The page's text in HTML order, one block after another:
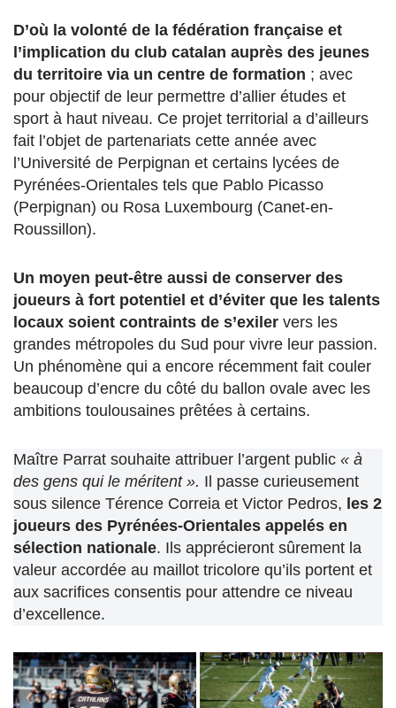
D’où la volonté de la fédération française et
l’implication du club catalan auprès des jeunes
du territoire via un centre de formation ; avec
pour objectif de leur permettre d’allier études et
sport à haut niveau. Ce projet territorial a d’ailleurs
fait l’objet de partenariats cette année avec
l’Université de Perpignan et certains lycées de
Pyrénées-Orientales tels que Pablo Picasso
(Perpignan) ou Rosa Luxembourg (Canet-en-
Roussillon).
Un moyen peut-être aussi de conserver des
joueurs à fort potentiel et d’éviter que les talents
locaux soient contraints de s’exiler vers les
grandes métropoles du Sud pour vivre leur passion.
Un phénomène qui a encore récemment fait couler
beaucoup d’encre du côté du ballon ovale avec les
ambitions toulousaines prêtées à certains.
Maître Parrat souhaite attribuer l’argent public « à
des gens qui le méritent ». Il passe curieusement
sous silence Térence Correia et Victor Pedros, les 2
joueurs des Pyrénées-Orientales appelés en
sélection nationale. Ils apprécieront sûrement la
valeur accordée au maillot tricolore qu’ils portent et
aux sacrifices consentis pour attendre ce niveau
d’excellence.